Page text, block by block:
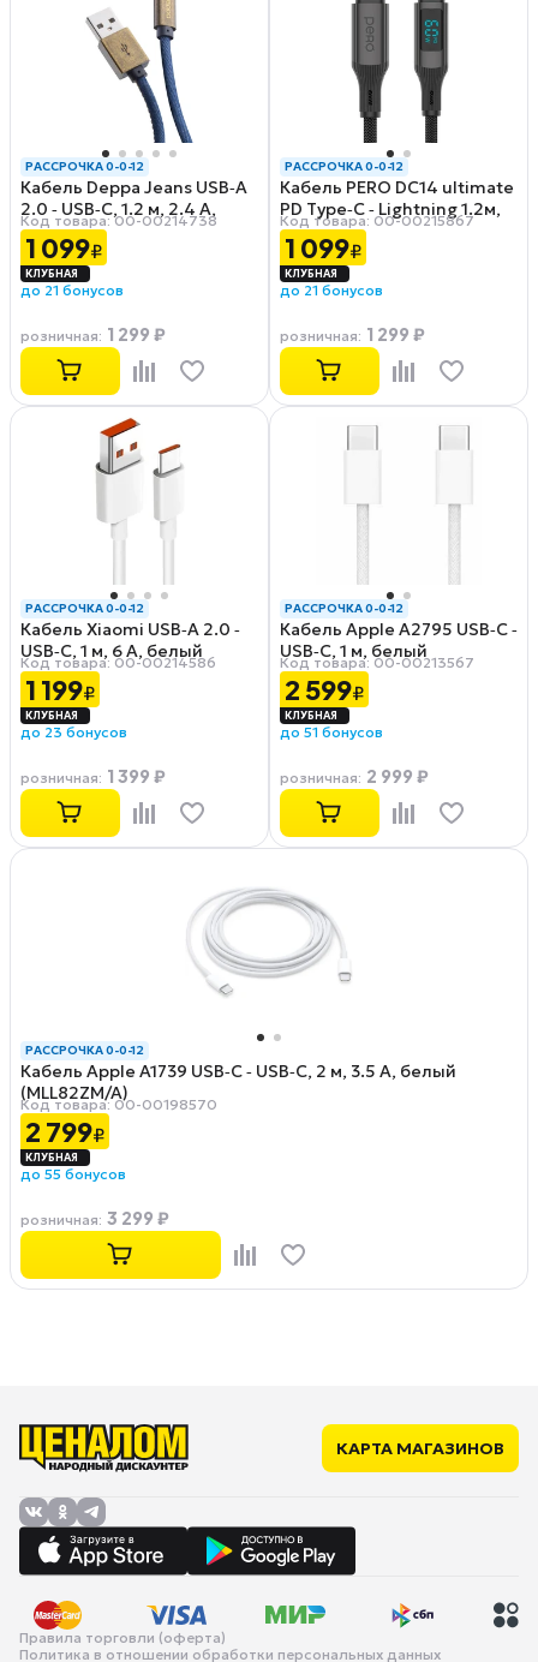
РАССРОЧКА 0-0-12
Кабель Deppa Jeans USB‑A
2.0 ‑ USB‑C, 1.2 м, 2.4 А,
синий (72277)
Код товара: 00-00214738
1 099₽
до 21 бонусов
розничная: 1 299 ₽
РАССРОЧКА 0-0-12
Кабель PERO DC14 ultimate
PD Type‑C ‑ Lightning 1.2м,
черный
Код товара: 00-00215867
1 099₽
до 21 бонусов
розничная: 1 299 ₽
РАССРОЧКА 0-0-12
Кабель Xiaomi USB‑A 2.0 ‑
USB‑С, 1 м, 6 А, белый
(BHR4915CN)
Код товара: 00-00214586
1 199₽
до 23 бонусов
розничная: 1 399 ₽
РАССРОЧКА 0-0-12
Кабель Apple A2795 USB‑С ‑
USB‑С, 1 м, белый
(MQKJ3ZM/A)
Код товара: 00-00213567
2 599₽
до 51 бонусов
розничная: 2 999 ₽
РАССРОЧКА 0-0-12
Кабель Apple A1739 USB‑C ‑ USB‑C, 2 м, 3.5 А, белый
(MLL82ZM/A)
Код товара: 00-00198570
2 799₽
до 55 бонусов
розничная: 3 299 ₽
КАРТА МАГАЗИНОВ
Правила торговли (оферта)
Политика в отношении обработки персональных данных